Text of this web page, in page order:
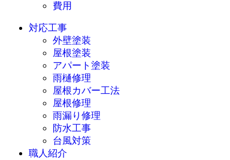
費用
対応工事
外壁塗装
屋根塗装
アパート塗装
雨樋修理
屋根カバー工法
屋根修理
雨漏り修理
防水工事
台風対策
職人紹介